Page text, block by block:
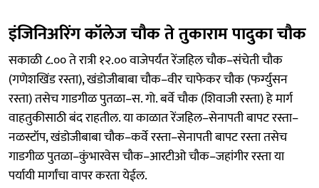
इंजिनिअरिंग कॉलेज चौक ते तुकाराम पादुका चौक
सकाळी ८.०० ते रात्री १२.०० वाजेपर्यंत रेंजहिल चौक–संचेती चौक
(गणेशखिंड रस्ता), खंडोजीबाबा चौक–वीर चाफेकर चौक (फर्ग्युसन
रस्ता) तसेच गाडगीळ पुतळा–स. गो. बर्वे चौक (शिवाजी रस्ता) हे मार्ग
वाहतुकीसाठी बंद राहतील. या काळात रेंजहिल–सेनापती बापट रस्ता–
नळस्टॉप, खंडोजीबाबा चौक–कर्वे रस्ता–सेनापती बापट रस्ता तसेच
गाडगीळ पुतळा–कुंभारवेस चौक–आरटीओ चौक–जहांगीर रस्ता या
पर्यायी मार्गांचा वापर करता येईल.